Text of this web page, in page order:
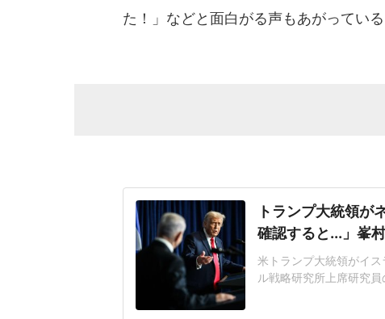
た！」などと面白がる声もあがっている
トランプ大統領が
確認すると...」峯
米トランプ大統領がイ
ル戦略研究所上席研究
(フジテレビ系)で、大
ころ、間違いないらし